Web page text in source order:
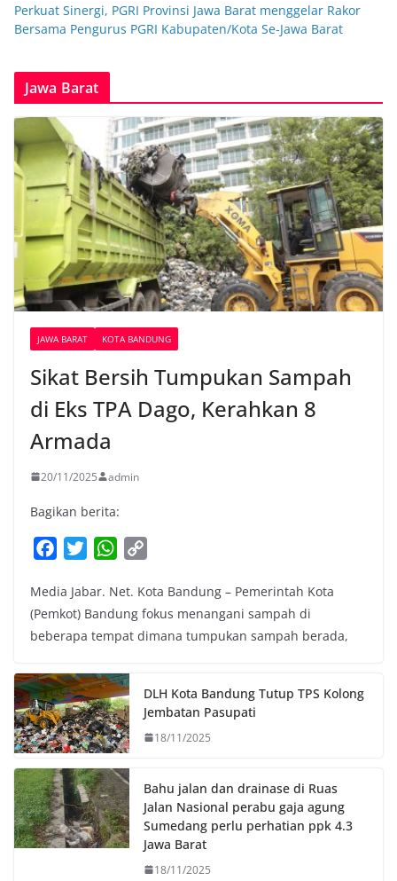
Perkuat Sinergi, PGRI Provinsi Jawa Barat menggelar Rakor
Bersama Pengurus PGRI Kabupaten/Kota Se-Jawa Barat
Jawa Barat
JAWA BARAT KOTA BANDUNG
Sikat Bersih Tumpukan Sampah
di Eks TPA Dago, Kerahkan 8
Armada
20/11/2025 admin
Bagikan berita:
c
e
b
o
k
i
t
t
r
W
a
t
s
p
p
p
y
L
n
k
Media Jabar. Net. Kota Bandung – Pemerintah Kota
(Pemkot) Bandung fokus menangani sampah di
beberapa tempat dimana tumpukan sampah berada,
DLH Kota Bandung Tutup TPS Kolong
Jembatan Pasupati
18/11/2025
Bahu jalan dan drainase di Ruas
Jalan Nasional perabu gaja agung
Sumedang perlu perhatian ppk 4.3
Jawa Barat
18/11/2025